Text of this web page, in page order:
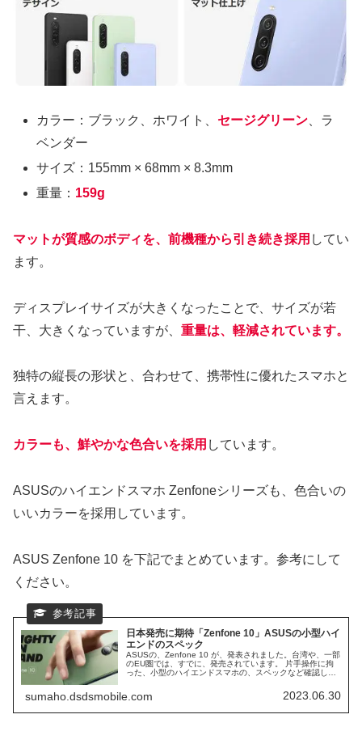
カラー：ブラック、ホワイト、 セージグリーン 、ラ
ベンダー
サイズ：155mm × 68mm × 8.3mm
重量： 159g
マットが質感のボディを、前機種から引き続き採用 してい
ます。
ディスプレイサイズが大きくなったことで、サイズが若
干、大きくなっていますが、 重量は、軽減されています。
独特の縦長の形状と、合わせて、携帯性に優れたスマホと
言えます。
カラーも、鮮やかな色合いを採用 しています。
ASUSのハイエンドスマホ Zenfoneシリーズも、色合いの
いいカラーを採用しています。
ASUS Zenfone 10 を下記でまとめています。参考にして
ください。
日本発売に期待「Zenfone 10」ASUSの小型ハイ
エンドのスペック
ASUSの、Zenfone 10 が、発表されました。台湾や、一部
のEU圏では、すでに、発売されています。 片手操作に拘
った、小型のハイエンドスマホの、スペックなど確認して
sumaho.dsdsmobile.com 2023.06.30